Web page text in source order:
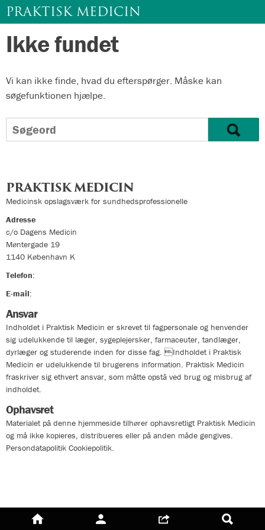
Gå
PRAKTISK MEDICIN
Ikke fundet
Vi kan ikke finde, hvad du efterspørger. Måske kan
søgefunktionen hjælpe.
Søg
efter:
SHAREPANEL
PRAKTISK MEDICIN
Medicinsk opslagsværk for sundhedsprofessionelle
Adresse
c/o Dagens Medicin
Møntergade 19
1140 København K
Telefon:
E-mail:
Ansvar
Indholdet i Praktisk Medicin er skrevet til fagpersonale og henvender
sig udelukkende til læger, sygeplejersker, farmaceuter, tandlæger,
dyrlæger og studerende inden for disse fag. Indholdet i Praktisk
Medicin er udelukkende til brugerens information. Praktisk Medicin
fraskriver sig ethvert ansvar, som måtte opstå ved brug og misbrug af
indholdet.
Ophavsret
Materialet på denne hjemmeside tilhører ophavsretligt Praktisk Medicin
og må ikke kopieres, distribueres eller på anden måde gengives.
Persondatapolitik Cookiepolitik.